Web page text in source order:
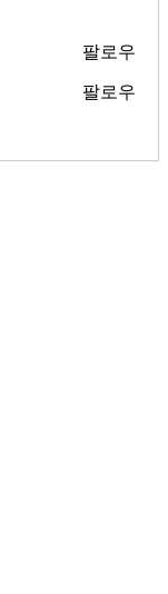
팔로우
팔로우